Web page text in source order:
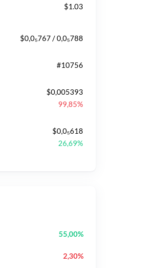
$1.03
$0,0₅767 / 0,0₅788
#10756
$0,005393
99,85%
$0,0₅618
26,69%
55,00%
2,30%